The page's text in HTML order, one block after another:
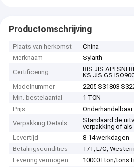
Productomschrijving
Plaats van herkomst
China
Merknaam
Sylaith
Certificering
BIS JIS API SNI
KS JIS GS
Modelnummer
2205 S31803
Min. bestelaantal
1 TON
Prijs
Onderhandelbaar
Verpakking Details
Standaard de
verpakking of
Levertijd
8-14 werkdagen
Betalingscondities
T/T, L/C,
Levering vermogen
10000+ton/